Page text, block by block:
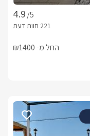
/5
החל מ- ₪1400